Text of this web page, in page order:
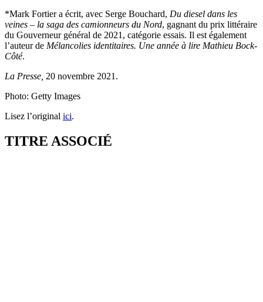
*Mark Fortier a écrit, avec Serge Bouchard, Du diesel dans les
veines – la saga des camionneurs du Nord, gagnant du prix littéraire
du Gouverneur général de 2021, catégorie essais. Il est également
l’auteur de Mélancolies identitaires. Une année à lire Mathieu Bock-
Côté.
La Presse, 20 novembre 2021.
Photo: Getty Images
Lisez l’original ici.
TITRE ASSOCIÉ